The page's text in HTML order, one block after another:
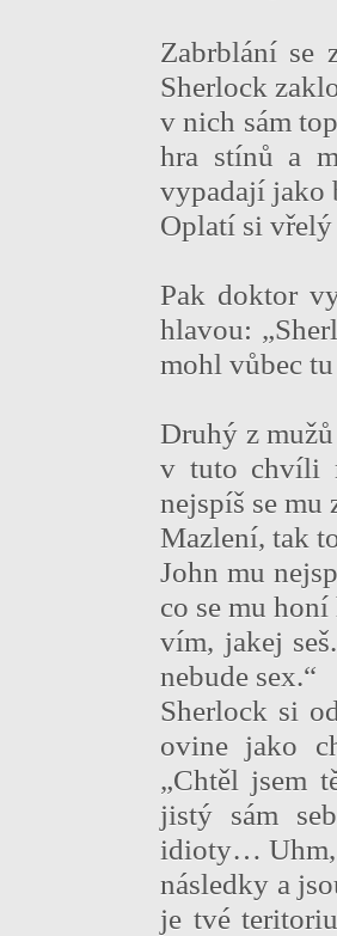
Zabrblání se
Sherlock
v nich sám
hra stínů a
vypadají jako
Oplatí si
Pak doktor
hlavou:
mohl vůbec
Druhý z
v tuto chvíli
nejspíš se
Mazlení, tak
John mu
co se mu
vím, jakej
nebude sex.“
Sherlock si
ovine jako
„Chtěl jsem
jistý sám
idioty… Uhm,
následky a
je tvé